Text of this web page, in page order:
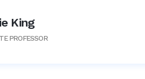
King
PROFESSOR